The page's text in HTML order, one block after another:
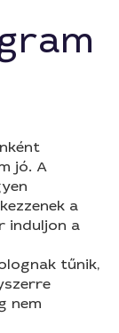
jó. A
a
induljon a
tűnik,
nem